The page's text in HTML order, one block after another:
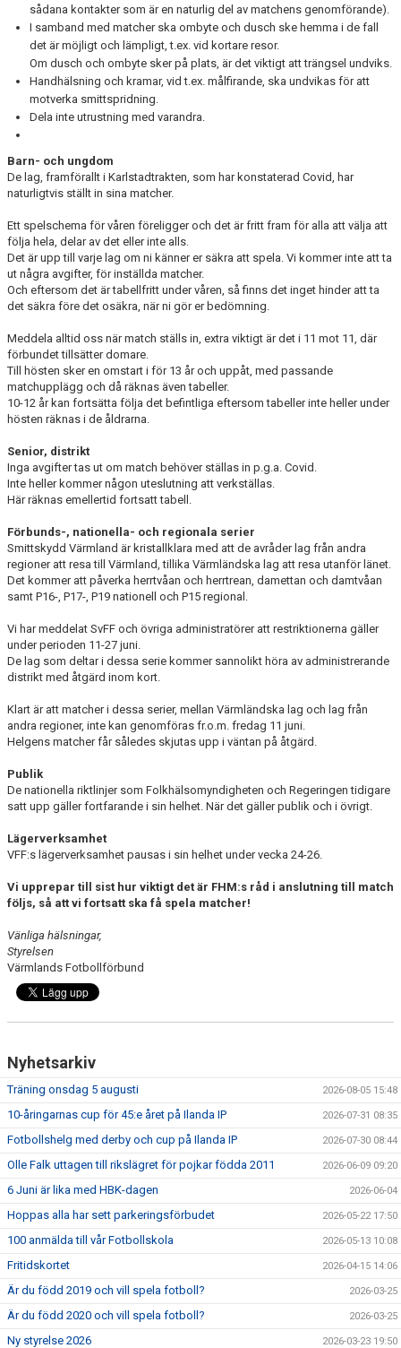
sådana kontakter som är en naturlig del av matchens genomförande).
I samband med matcher ska ombyte och dusch ske hemma i de fall
det är möjligt och lämpligt, t.ex. vid kortare resor.
Om dusch och ombyte sker på plats, är det viktigt att trängsel undviks.
Handhälsning och kramar, vid t.ex. målfirande, ska undvikas för att
motverka smittspridning.
Dela inte utrustning med varandra.
Barn- och ungdom
De lag, framförallt i Karlstadtrakten, som har konstaterad Covid, har
naturligtvis ställt in sina matcher.
Ett spelschema för våren föreligger och det är fritt fram för alla att välja att
följa hela, delar av det eller inte alls.
Det är upp till varje lag om ni känner er säkra att spela. Vi kommer inte att ta
ut några avgifter, för inställda matcher.
Och eftersom det är tabellfritt under våren, så finns det inget hinder att ta
det säkra före det osäkra, när ni gör er bedömning.
Meddela alltid oss när match ställs in, extra viktigt är det i 11 mot 11, där
förbundet tillsätter domare.
Till hösten sker en omstart i för 13 år och uppåt, med passande
matchupplägg och då räknas även tabeller.
10-12 år kan fortsätta följa det befintliga eftersom tabeller inte heller under
hösten räknas i de åldrarna.
Senior, distrikt
Inga avgifter tas ut om match behöver ställas in p.g.a. Covid.
Inte heller kommer någon uteslutning att verkställas.
Här räknas emellertid fortsatt tabell.
Förbunds-, nationella- och regionala serier
Smittskydd Värmland är kristallklara med att de avråder lag från andra
regioner att resa till Värmland, tillika Värmländska lag att resa utanför länet.
Det kommer att påverka herrtvåan och herrtrean, damettan och damtvåan
samt P16-, P17-, P19 nationell och P15 regional.
Vi har meddelat SvFF och övriga administratörer att restriktionerna gäller
under perioden 11-27 juni.
De lag som deltar i dessa serie kommer sannolikt höra av administrerande
distrikt med åtgärd inom kort.
Klart är att matcher i dessa serier, mellan Värmländska lag och lag från
andra regioner, inte kan genomföras fr.o.m. fredag 11 juni.
Helgens matcher får således skjutas upp i väntan på åtgärd.
Publik
De nationella riktlinjer som Folkhälsomyndigheten och Regeringen tidigare
satt upp gäller fortfarande i sin helhet. När det gäller publik och i övrigt.
Lägerverksamhet
VFF:s lägerverksamhet pausas i sin helhet under vecka 24-26.
Vi upprepar till sist hur viktigt det är FHM:s råd i anslutning till match
följs, så att vi fortsatt ska få spela matcher!
Vänliga hälsningar,
Styrelsen
Värmlands Fotbollförbund
Nyhetsarkiv
Träning onsdag 5 augusti 2026-08-05 15:48
10-åringarnas cup för 45:e året på Ilanda IP 2026-07-31 08:35
Fotbollshelg med derby och cup på Ilanda IP 2026-07-30 08:44
Olle Falk uttagen till rikslägret för pojkar födda 2011 2026-06-09 09:20
6 Juni är lika med HBK-dagen 2026-06-04
Hoppas alla har sett parkeringsförbudet 2026-05-22 17:50
100 anmälda till vår Fotbollskola 2026-05-13 10:08
Fritidskortet 2026-04-15 14:06
Är du född 2019 och vill spela fotboll? 2026-03-25
Är du född 2020 och vill spela fotboll? 2026-03-25
Ny styrelse 2026 2026-03-23 19:50